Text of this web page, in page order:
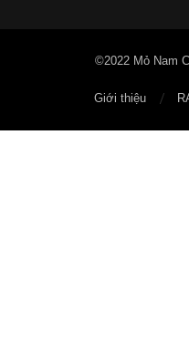
©2022 Mỏ Nam
Giới thiệu